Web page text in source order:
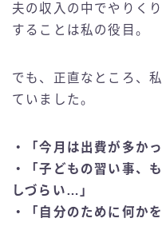
夫の収入の中でやりく
することは私の役目。
でも、正直なところ、
ていました。
・「今月は出費が多か
・「子どもの習い事、
しづらい…」
・「自分のために何か